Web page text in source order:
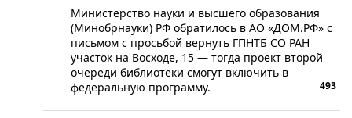
​Министерство науки и высшего образования
(Минобрнауки) РФ обратилось в АО «ДОМ.РФ» с
письмом с просьбой вернуть ГПНТБ СО РАН
участок на Восходе, 15 — тогда проект второй
очереди библиотеки смогут включить в
федеральную программу.
493